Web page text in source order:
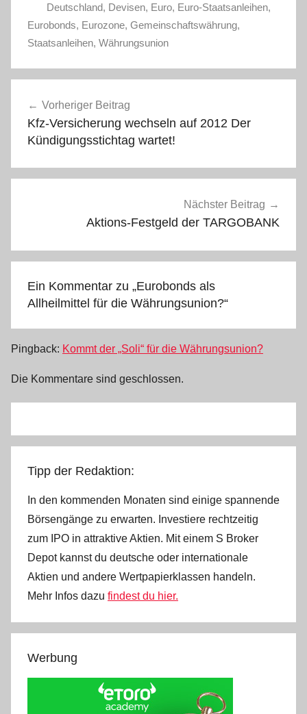
Deutschland, Devisen, Euro, Euro-Staatsanleihen,
Eurobonds, Eurozone, Gemeinschaftswährung,
Staatsanleihen, Währungsunion
Vorheriger Beitrag
Kfz-Versicherung wechseln auf 2012 Der
Kündigungsstichtag wartet!
Nächster Beitrag
Aktions-Festgeld der TARGOBANK
Ein Kommentar zu „Eurobonds als
Allheilmittel für die Währungsunion?“
Pingback: Kommt der „Soli“ für die Währungsunion?
Die Kommentare sind geschlossen.
Tipp der Redaktion:
In den kommenden Monaten sind einige spannende
Börsengänge zu erwarten. Investiere rechtzeitig
zum IPO in attraktive Aktien. Mit einem S Broker
Depot kannst du deutsche oder internationale
Aktien und andere Wertpapierklassen handeln.
Mehr Infos dazu findest du hier.
Werbung